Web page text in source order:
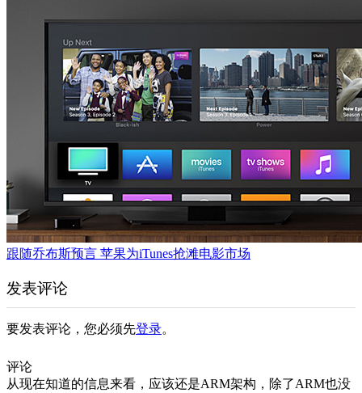
跟随乔布斯预言 苹果为iTunes抢滩电影市场
发表评论
要发表评论，您必须先登录。
评论
从现在知道的信息来看，应该还是ARM架构，除了ARM也没